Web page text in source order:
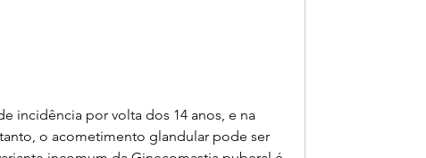
incidência por volta dos 14 anos, e na
o acometimento glandular pode ser